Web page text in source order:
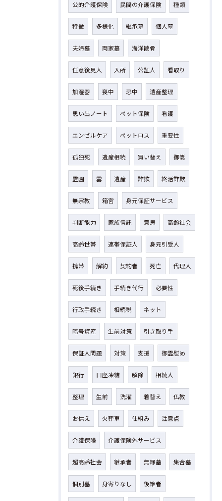
公的介護保険 民間の介護保険 種類
特徴 多様化 継承墓 個人墓
夫婦墓 両家墓 海洋散骨
任意後見人 入所 公証人 看取り
加湿器 喪中 忌中 遺産整理
思い出ノート ペット保険 看護
エンゼルケア ペットロス 重要性
孤独死 遺産相続 買い替え 御嵩
霊園 雲 遺産 詐欺 終活詐欺
無宗教 箱宮 身元保証サービス
判断能力 家族信託 意思 高齢社会
高齢世帯 連帯保証人 身元引受人
携帯 解約 契約者 死亡 代理人
死後手続き 手続き代行 必要性
行政手続き 相続税 ネット
暗号資産 生前対策 引き取り手
保証人問題 対策 支援 御霊慰め
銀行 口座凍結 解除 相続人
整理 生前 洗濯 着替え 仏教
お供え 火葬車 仕組み 注意点
介護保険 介護保険外サービス
超高齢社会 継承者 無縁墓 集合墓
個別墓 身寄りなし 後継者